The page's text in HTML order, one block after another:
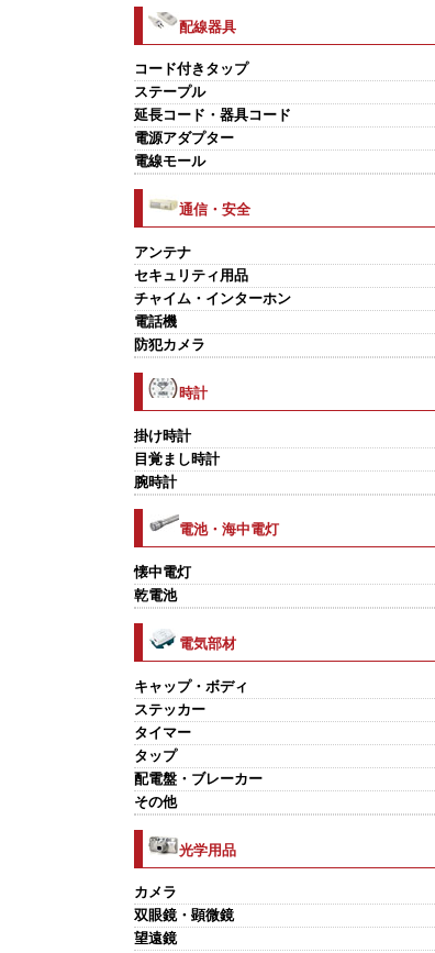
配線器具
コード付きタップ
ステープル
延長コード・器具コード
電源アダプター
電線モール
通信・安全
アンテナ
セキュリティ用品
チャイム・インターホン
電話機
防犯カメラ
時計
掛け時計
目覚まし時計
腕時計
電池・海中電灯
懐中電灯
乾電池
電気部材
キャップ・ボディ
ステッカー
タイマー
タップ
配電盤・ブレーカー
その他
光学用品
カメラ
双眼鏡・顕微鏡
望遠鏡